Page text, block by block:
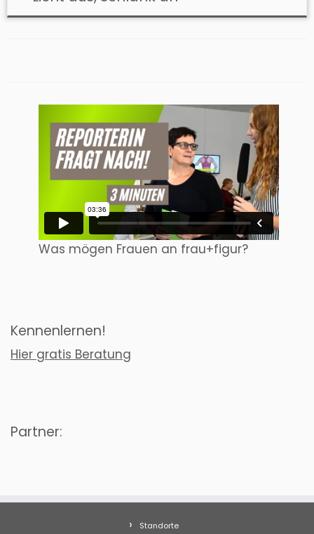
Was mögen Frauen an frau+figur?
Kennenlernen!
Hier gratis Beratung
Partner:
Standorte